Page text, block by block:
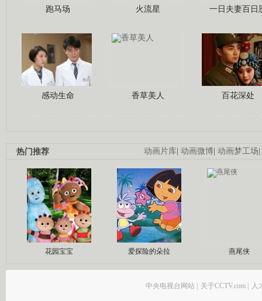
跑马场 火流星 一日夫妻百日
感动生命 香草美人 百花深处
动画片库| 动画微博| 动画梦工场|
热门推荐
花园宝宝 爱探险的朵拉 燕尾侠
中央电视台网站 | 关于CCTV.com | 人